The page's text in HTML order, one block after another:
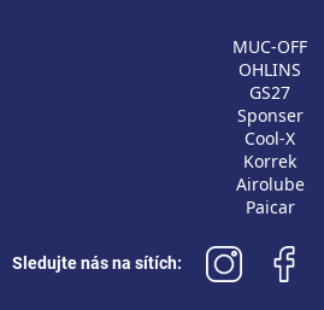
MUC-OFF
OHLINS
GS27
Sponser
Cool-X
Korrek
Airolube
Paicar
Sledujte nás na sítích: